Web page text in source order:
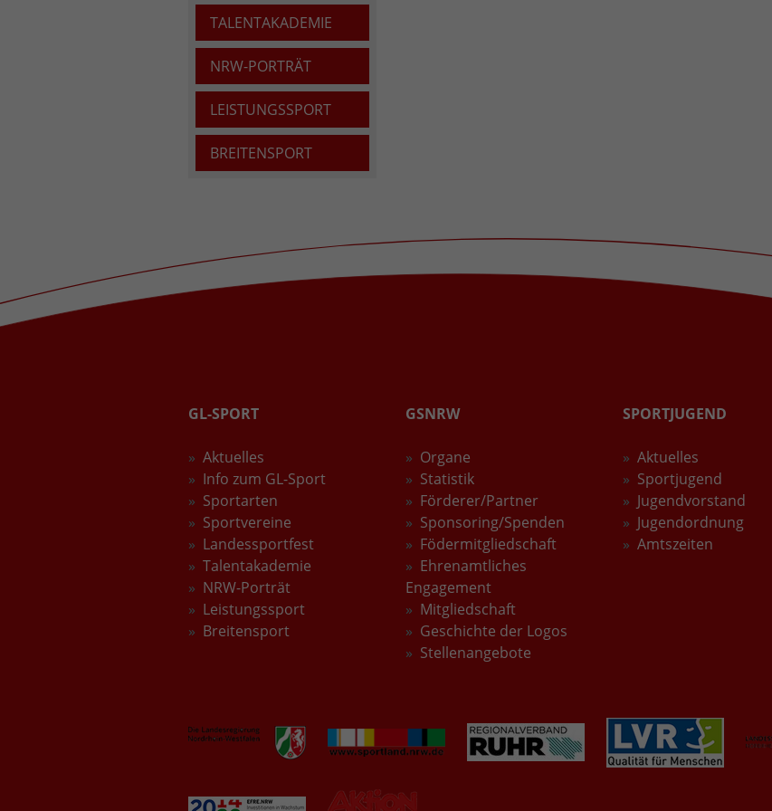
TALENTAKADEMIE
NRW-PORTRÄT
LEISTUNGSSPORT
BREITENSPORT
GL-SPORT
Aktuelles
Info zum GL-Sport
Sportarten
Sportvereine
Landessportfest
Talentakademie
NRW-Porträt
Leistungssport
Breitensport
GSNRW
Organe
Statistik
Förderer/Partner
Sponsoring/Spenden
Födermitgliedschaft
Ehrenamtliches
Engagement
Mitgliedschaft
Geschichte der Logos
Stellenangebote
SPORTJUGEND
Aktuelles
Sportjugend
Jugendvorstand
Jugendordnung
Amtszeiten
Anzeigenplatzierung zu vereinfachen.
Wird verwendet, um den Sitzungsstatus zu